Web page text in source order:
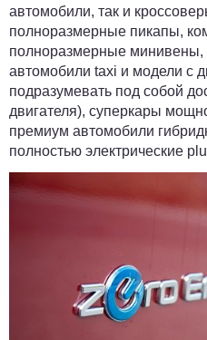
автомобили, так и
полноразмерные пикапы,
полноразмерные минивены,
автомобили taxi и модели с
подразумевать под собой
двигателя), суперкары
премиум автомобили
полностью электрические